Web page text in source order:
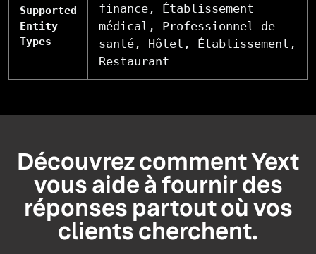
Supported
Entity
Types
finance, Établissement
médical, Professionnel de
santé, Hôtel, Établissement,
Restaurant
Découvrez comment Yext
vous aide à fournir des
réponses partout où vos
clients cherchent.